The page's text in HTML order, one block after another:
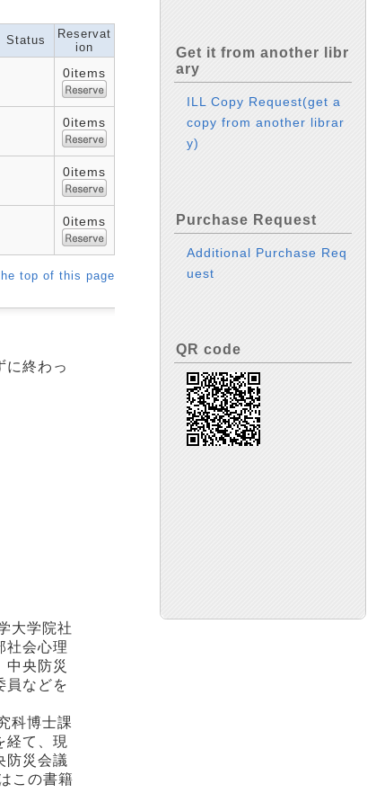
Status
Reservat
ion
0items
0items
0items
0items
top of this page
に終わっ
大学院社
社会心理
中央防災
員などを
科博士課
経て、現
防災会議
この書籍
Get it from another libr
ary
ILL Copy Request(get a
copy from another librar
y)
Purchase Request
Additional Purchase Req
uest
QR code